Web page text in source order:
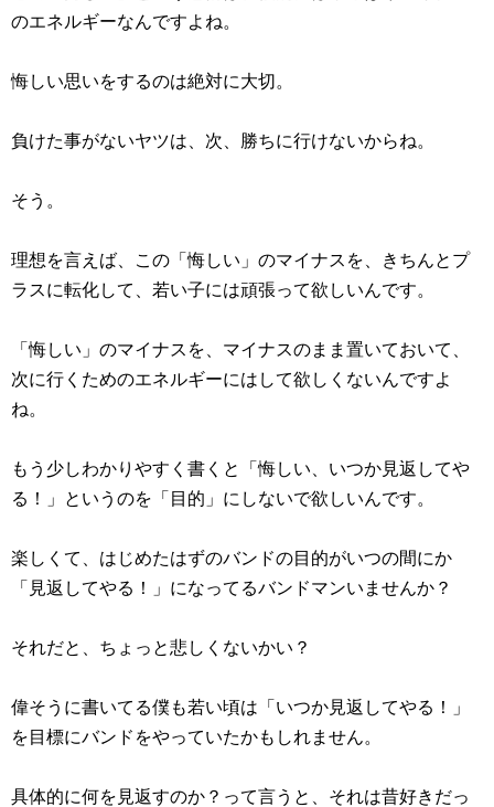
のエネルギーなんですよね。
悔しい思いをするのは絶対に大切。
負けた事がないヤツは、次、勝ちに行けないからね。
そう。
理想を言えば、この「悔しい」のマイナスを、きちんとプ
ラスに転化して、若い子には頑張って欲しいんです。
「悔しい」のマイナスを、マイナスのまま置いておいて、
次に行くためのエネルギーにはして欲しくないんですよ
ね。
もう少しわかりやすく書くと「悔しい、いつか見返してや
る！」というのを「目的」にしないで欲しいんです。
楽しくて、はじめたはずのバンドの目的がいつの間にか
「見返してやる！」になってるバンドマンいませんか？
それだと、ちょっと悲しくないかい？
偉そうに書いてる僕も若い頃は「いつか見返してやる！」
を目標にバンドをやっていたかもしれません。
具体的に何を見返すのか？って言うと、それは昔好きだっ